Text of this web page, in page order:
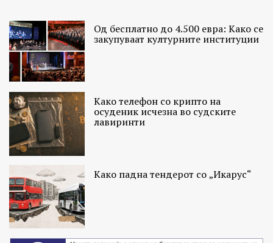
Од бесплатно до 4.500 евра: Како се
закупуваат културните институции
Како телефон со крипто на
осуденик исчезна во судските
лавиринти
Како падна тендерот со „Икарус“